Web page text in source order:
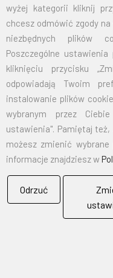
wyżej kategorii kliknij
chcesz odmówić zgody
niezbędnych plików
Poszczególne
kliknięciu przycisku
odpowiadają Twoim
instalowanie plików
wybranym przez
ustawienia". Pamiętaj
możesz zmienić
informacje znajdziesz w
Odrzuć
100X160
125X200
150X240
EMAIL:
TELEFON:
600 42 11 90,